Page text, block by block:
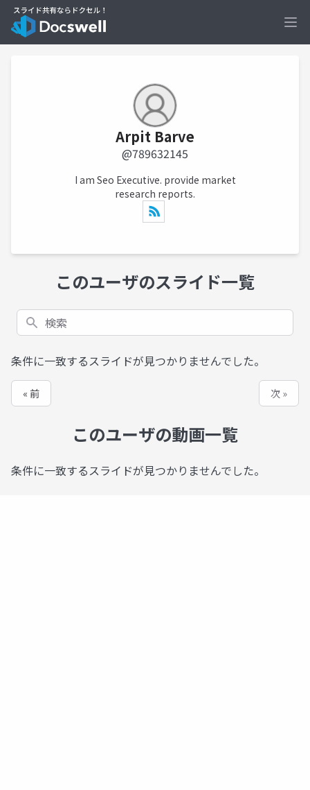
Arpit Barve
@789632145
I am Seo Executive. provide market
research reports.
このユーザのスライド一覧
検索
条件に一致するスライドが見つかりませんでした。
« 前 次 »
このユーザの動画一覧
条件に一致するスライドが見つかりませんでした。